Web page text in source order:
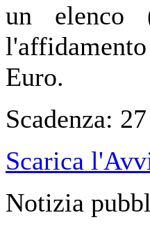
un elenco
Euro.
Scadenza:
Scarica
Notizia